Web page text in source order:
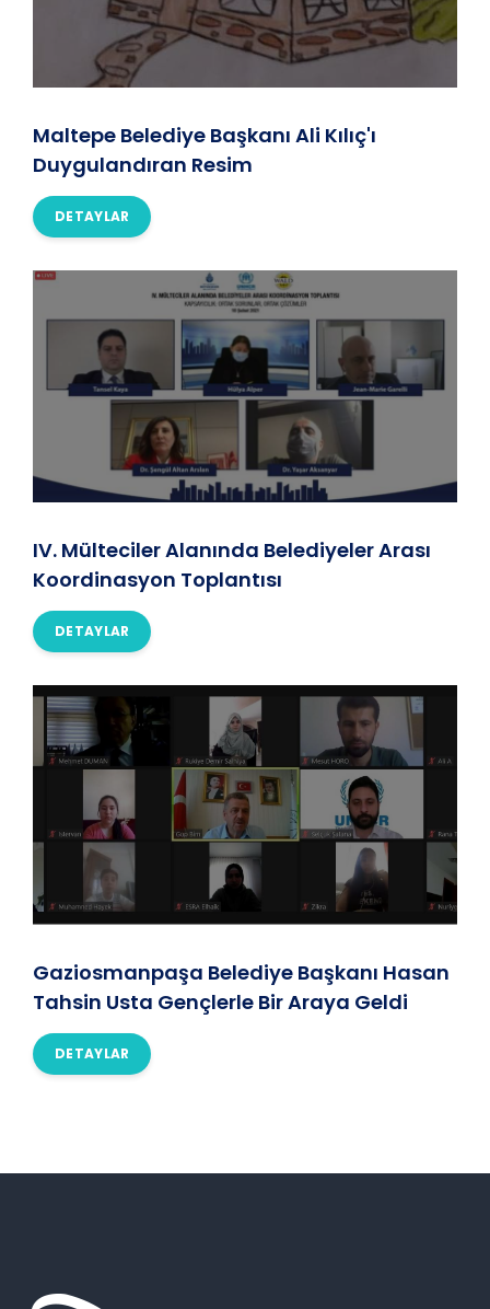
Maltepe Belediye Başkanı Ali Kılıç'ı
Duygulandıran Resim
DETAYLAR
IV. Mülteciler Alanında Belediyeler Arası
Koordinasyon Toplantısı
DETAYLAR
Gaziosmanpaşa Belediye Başkanı Hasan
Tahsin Usta Gençlerle Bir Araya Geldi
DETAYLAR